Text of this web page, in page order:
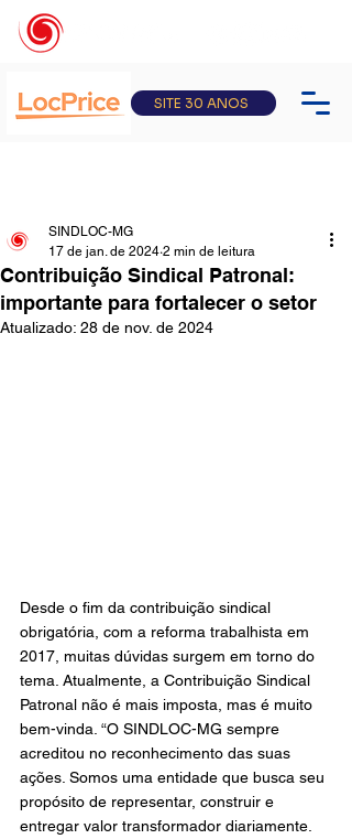
SITE 30 ANOS
Contribuição Sindical Patronal:
importante para fortalecer o setor
SINDLOC-MG
17 de jan. de 2024 2 min de leitura
Atualizado: 28 de nov. de 2024
Desde o fim da contribuição sindical
obrigatória, com a reforma trabalhista em
2017, muitas dúvidas surgem em torno do
tema. Atualmente, a Contribuição Sindical
Patronal não é mais imposta, mas é muito
bem-vinda. “O SINDLOC-MG sempre
acreditou no reconhecimento das suas
ações. Somos uma entidade que busca seu
propósito de representar, construir e
entregar valor transformador diariamente.